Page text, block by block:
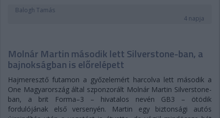
Balogh Tamás
4 napja
Molnár Martin második lett Silverstone-ban, a
bajnokságban is előrelépett
Hajmeresztő futamon a győzelemért harcolva lett második a
One Magyarország által szponzorált Molnár Martin Silverstone-
ban, a brit Forma–3 – hivatalos nevén GB3 – ötödik
fordulójának első versenyén. Martin egy biztonsági autós